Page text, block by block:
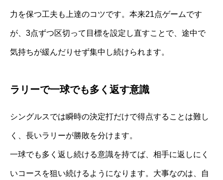
力を保つ工夫も上達のコツです。本来21点ゲームです
が、3点ずつ区切って目標を設定し直すことで、途中で
気持ちが緩んだりせず集中し続けられます。
ラリーで一球でも多く返す意識
シングルスでは瞬時の決定打だけで得点することは難し
く、長いラリーが勝敗を分けます。
一球でも多く返し続ける意識を持てば、相手に返しにく
いコースを狙い続けるようになります。大事なのは、自